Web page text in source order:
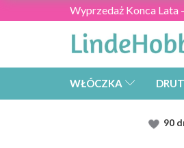
Wyprzedaż Konca Lata
WŁÓCZKA
90